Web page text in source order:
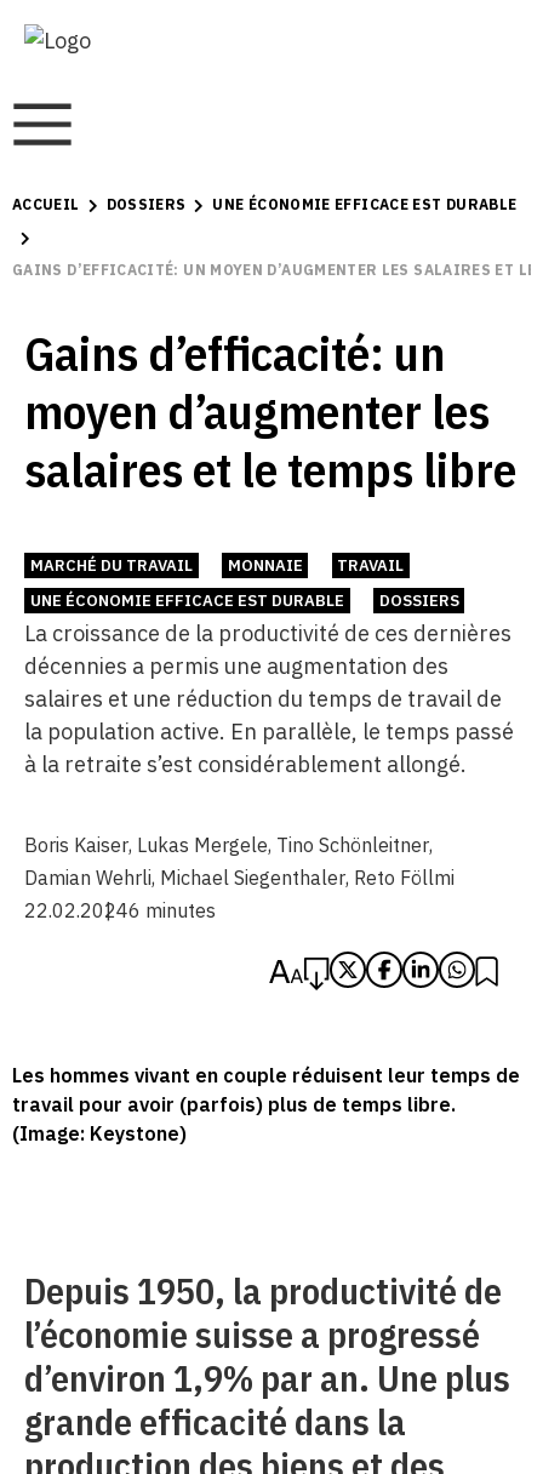
ACCUEIL DOSSIERS UNE ÉCONOMIE EFFICACE EST DURABLE
GAINS D’EFFICACITÉ: UN MOYEN D’AUGMENTER LES SALAIRES ET
Gains d’efficacité: un
moyen d’augmenter les
salaires et le temps libre
MARCHÉ DU TRAVAIL MONNAIE
TRAVAIL
UNE ÉCONOMIE EFFICACE EST DURABLE
DOSSIERS
La croissance de la productivité de ces dernières
décennies a permis une augmentation des
salaires et une réduction du temps de travail de
la population active. En parallèle, le temps passé
à la retraite s’est considérablement allongé.
Boris Kaiser, Lukas Mergele, Tino Schönleitner,
Damian Wehrli, Michael Siegenthaler, Reto Föllmi
22.02.20246 minutes
Les hommes vivant en couple réduisent leur temps de
travail pour avoir (parfois) plus de temps libre.
(Image: Keystone)
Depuis 1950, la productivité de
l’économie suisse a progressé
d’environ 1,9% par an. Une plus
grande efficacité dans la